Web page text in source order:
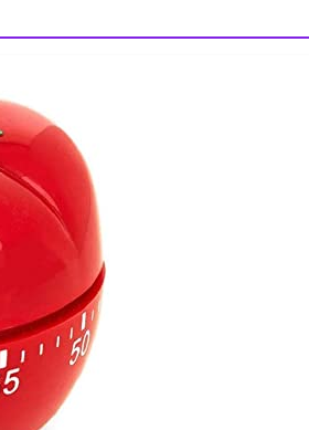
recursos para profes
Soy TDAH, estudio y se
olvida
April 26, 2021